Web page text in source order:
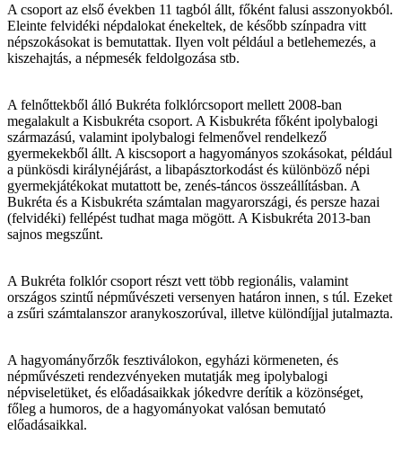
A csoport az első években 11 tagból állt, főként falusi asszonyokból.
Eleinte felvidéki népdalokat énekeltek, de később színpadra vitt
népszokásokat is bemutattak. Ilyen volt például a betlehemezés, a
kiszehajtás, a népmesék feldolgozása stb.
A felnőttekből álló Bukréta folklórcsoport mellett 2008-ban
megalakult a Kisbukréta csoport. A Kisbukréta főként ipolybalogi
származású, valamint ipolybalogi felmenővel rendelkező
gyermekekből állt. A kiscsoport a hagyományos szokásokat, például
a pünkösdi királynéjárást, a libapásztorkodást és különböző népi
gyermekjátékokat mutattott be, zenés-táncos összeállításban. A
Bukréta és a Kisbukréta számtalan magyarországi, és persze hazai
(felvidéki) fellépést tudhat maga mögött. A Kisbukréta 2013-ban
sajnos megszűnt.
A Bukréta folklór csoport részt vett több regionális, valamint
országos szintű népművészeti versenyen határon innen, s túl. Ezeket
a zsűri számtalanszor aranykoszorúval, illetve különdíjjal jutalmazta.
A hagyományőrzők fesztiválokon, egyházi körmeneten, és
népművészeti rendezvényeken mutatják meg ipolybalogi
népviseletüket, és előadásaikkak jókedvre derítik a közönséget,
főleg a humoros, de a hagyományokat valósan bemutató
előadásaikkal.